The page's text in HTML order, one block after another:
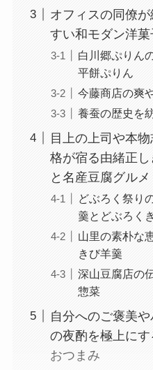
オフィスの同僚
すい和モダン洋
白川郷ぷりん
平餅ぷりん
今藤商店の爽
養蚕の歴史を
目上の上司や本
格が宿る由緒正
と名産豆腐グルメ
どぶろく祭り
羹とどぶろく
山里の素朴な
きび羊羹
深山豆腐店の
惣菜
自分へのご褒美
の夜酌を極上に
おつまみ